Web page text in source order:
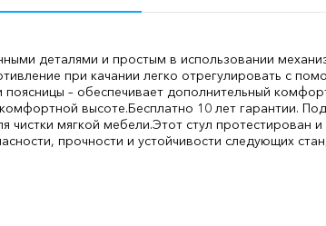
деталями и простым в использовании
при качании легко отрегулировать с
– обеспечивает дополнительный
высоте.Бесплатно 10 лет гарантии.
чистки мягкой мебели.Этот стул протестирован
прочности и устойчивости следующих